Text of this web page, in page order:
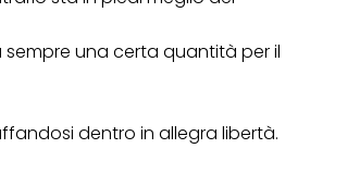
una certa quantità per il
dentro in allegra libertà.